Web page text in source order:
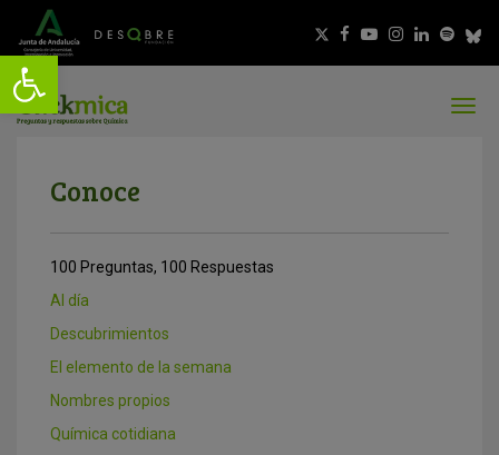
Conoce
100 Preguntas, 100 Respuestas
Al día
Descubrimientos
El elemento de la semana
Nombres propios
Química cotidiana